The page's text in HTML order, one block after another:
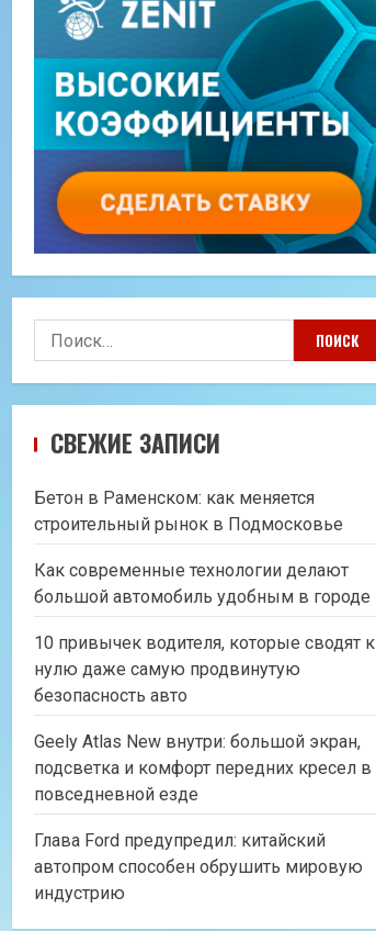
Найти:
СВЕЖИЕ ЗАПИСИ
Бетон в Раменском: как меняется
строительный рынок в Подмосковье
Как современные технологии делают
большой автомобиль удобным в городе
10 привычек водителя, которые сводят к
нулю даже самую продвинутую
безопасность авто
Geely Atlas New внутри: большой экран,
подсветка и комфорт передних кресел в
повседневной езде
Глава Ford предупредил: китайский
автопром способен обрушить мировую
индустрию